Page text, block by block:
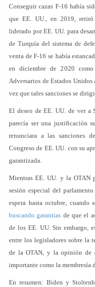
Conseguir cazas F-16 había
que EE. UU., en 2019,
liderado por EE. UU. para
de Turquía del sistema de
venta de F-16 se había
en diciembre de 2020
Adversarios de Estados
vez que tales sanciones se
El deseo de EE. UU. de ver a
parecía ser una justificación
renunciara a las sanciones
Congreso de EE. UU. con su
garantizada.
Mientras EE. UU. y la OTAN
sesión especial del
espera hasta octubre,
buscando garantías de que el
de los EE. UU. Sin embargo,
entre los legisladores sobre la
de la OTAN, y la opinión de
importante como la membresía
En resumen: Biden y